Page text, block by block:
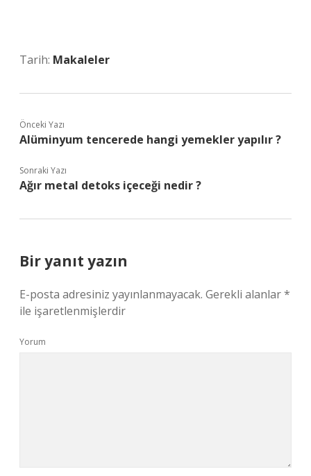
Tarih: Makaleler
Önceki Yazı
Alüminyum tencerede hangi yemekler yapılır ?
Sonraki Yazı
Ağır metal detoks içeceği nedir ?
Bir yanıt yazın
E-posta adresiniz yayınlanmayacak. Gerekli alanlar*
ile işaretlenmişlerdir
Yorum